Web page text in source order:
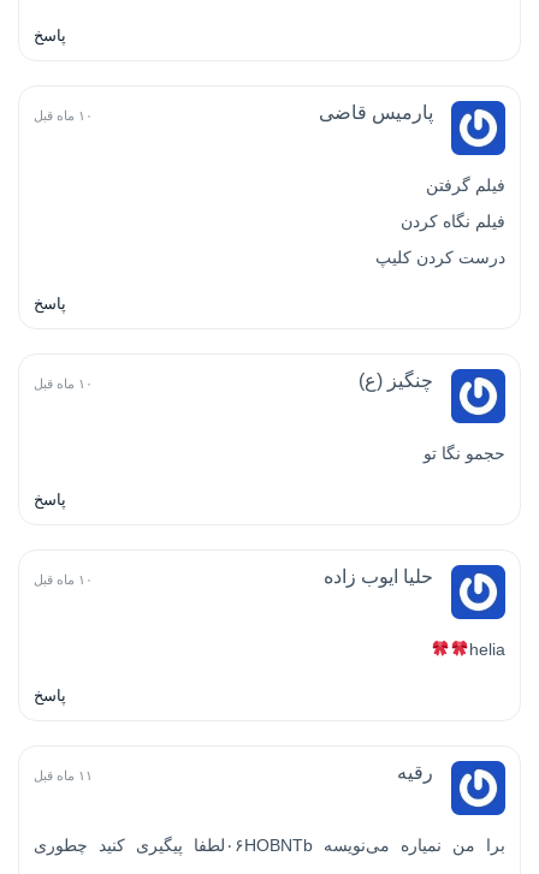
پاسخ
پارمیس قاضی ۱۰ ماه قبل
فیلم گرفتن
فیلم نگاه کردن
درست کردن کلیپ
پاسخ
چنگیز (ع) ۱۰ ماه قبل
حجمو نگا تو
پاسخ
حلیا ایوب زاده ۱۰ ماه قبل
helia
پاسخ
رقیه ۱۱ ماه قبل
برا من نمیاره می‌نویسه ۰۶HOBNTbلطفا پیگیری کنید چطوری